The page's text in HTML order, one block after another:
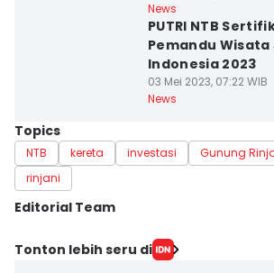
News
PUTRI NTB
Pemandu Wisata
Indonesia 2023
03 Mei 2023, 07:22 WIB
News
Topics
NTB kereta investasi Gunung
rinjani
Editorial Team
Editor
Tonton lebih seru di